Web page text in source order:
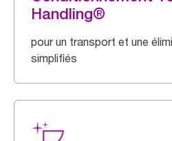
Handling®
pour un transport et une
simplifiés